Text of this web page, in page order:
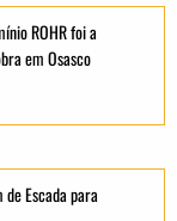
ROHR foi a
em Osasco
Escada para